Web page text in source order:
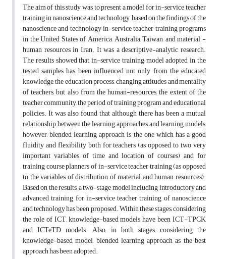
The aim of this study was to present a model for in-service teacher
training in nanoscience and technology, based on the findings of the
nanoscience and technology in-service teacher training programs
in the United States of America, Australia, Taiwan, and material -
human resources in Iran. It was a descriptive-analytic research.
The results showed that in-service training model adopted in the
tested samples has been influenced not only from the educated
knowledge, the education process, changing attitudes and mentality
of teachers, but also from the human-resources, the extent of the
teacher community, the period of training program and educational
policies. It was also found that although there has been a mutual
relationship between the learning approaches and learning models,
however, blended learning approach is the one which has a good
fluidity and flexibility both for teachers (as opposed to two very
important variables of time and location of courses) and for
training course planners of in-service teacher training (as opposed
to the variables of distribution of material and human resources).
Based on the results, a two-stage model including introductory and
advanced training for in-service teacher training of nanoscience
and technology has been proposed. Within these stages, considering
the role of ICT, knowledge-based models have been ICT-TPCK
and ICTeTD models. Also, in both stages, considering the
knowledge-based model, blended learning approach as the best
approach has been adopted.